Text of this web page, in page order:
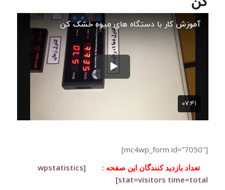
[mc4wp_form id=”7050″]
تعداد بازدید کنندگان این صفحه :
[wpstatistics
stat=visitors time=total]